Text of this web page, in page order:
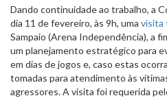
Dando continuidade ao trabalho, a
dia 11 de fevereiro, às 9h, uma visita
Sampaio (Arena Independência), a
um planejamento estratégico para
em dias de jogos e, caso estas
tomadas para atendimento às
agressores. A visita foi requerida